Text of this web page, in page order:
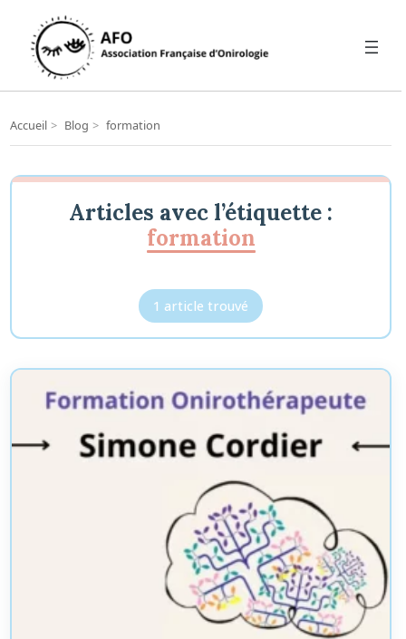
Accueil > Blog > formation
Articles avec l’étiquette :
formation
1 article trouvé